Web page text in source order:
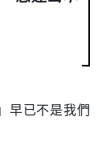
早已不是我們